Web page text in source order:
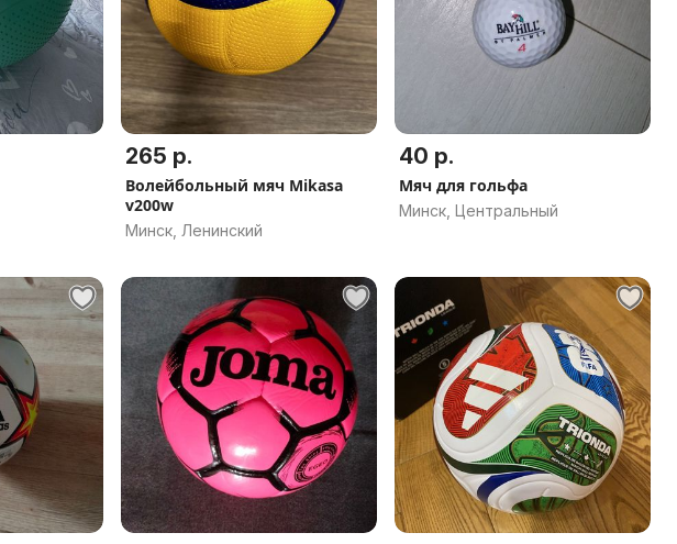
265 р.
Волейбольный мяч Mikasa
v200w
Минск, Ленинский
40 р.
Мяч для гольфа
Минск, Центральный